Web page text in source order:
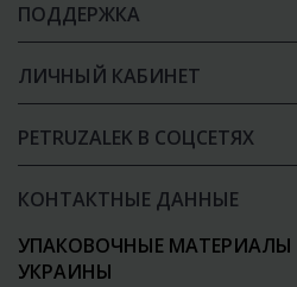
ПОДДЕРЖКА
ЛИЧНЫЙ КАБИНЕТ
PETRUZALEK В СОЦСЕТЯХ
КОНТАКТНЫЕ ДАННЫЕ
УПАКОВОЧНЫЕ
УКРАИНЫ